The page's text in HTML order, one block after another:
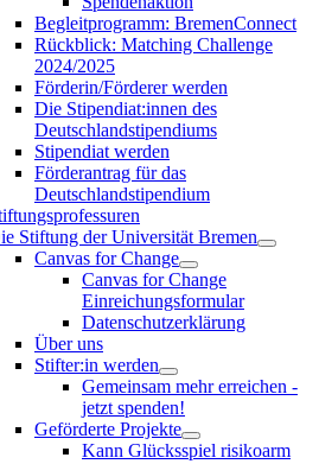
Begleitprogramm: BremenConnect
Rückblick: Matching Challenge
2024/2025
Förderin/Förderer werden
Die Stipendiat:innen des
Deutschlandstipendiums
Stipendiat werden
Förderantrag für das
Deutschlandstipendium
Stiftung der Universität Bremen
Canvas for Change
Canvas for Change
Einreichungsformular
Datenschutzerklärung
Über uns
Stifter:in werden
Gemeinsam mehr erreichen -
jetzt spenden!
Geförderte Projekte
Kann Glücksspiel risikoarm